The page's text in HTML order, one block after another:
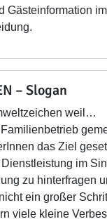
Gästeinformation
– Slogan
weil…
das Ziel
im
zu hinterfragen
ein großer
viele kleine